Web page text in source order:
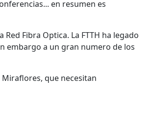
en resumen es
Fibra Optica. La FTTH ha legado
embargo a un gran numero de los
que necesitan